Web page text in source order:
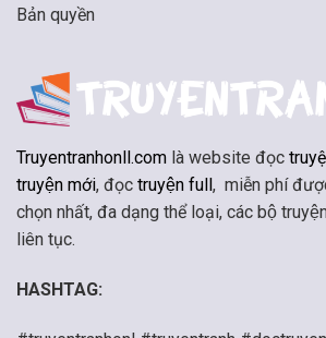
Bản quyền
Truyentranhonll.com là website đọc
truyện mới, đọc truyện full , miễn phí
chọn nhất, đa dạng thể loại, các bộ
liên tục.
HASHTAG: